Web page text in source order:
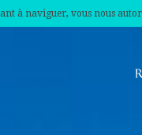
à naviguer, vous nous